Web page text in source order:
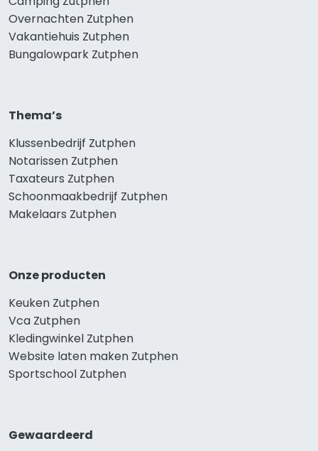
Overnachten Zutphen
Vakantiehuis Zutphen
Bungalowpark Zutphen
Thema’s
Klussenbedrijf Zutphen
Notarissen Zutphen
Taxateurs Zutphen
Schoonmaakbedrijf Zutphen
Makelaars Zutphen
Onze producten
Keuken Zutphen
Vca Zutphen
Kledingwinkel Zutphen
Website laten maken Zutphen
Sportschool Zutphen
Gewaardeerd